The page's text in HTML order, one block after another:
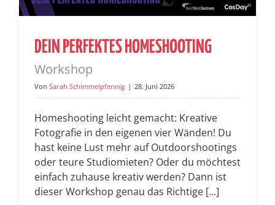
DEIN PERFEKTES HOMESHOOTING
Workshop
Von Sarah Schimmelpfennig | 28. Juni 2026
Homeshooting leicht gemacht: Kreative
Fotografie in den eigenen vier Wänden! Du
hast keine Lust mehr auf Outdoorshootings
oder teure Studiomieten? Oder du möchtest
einfach zuhause kreativ werden? Dann ist
dieser Workshop genau das Richtige [...]